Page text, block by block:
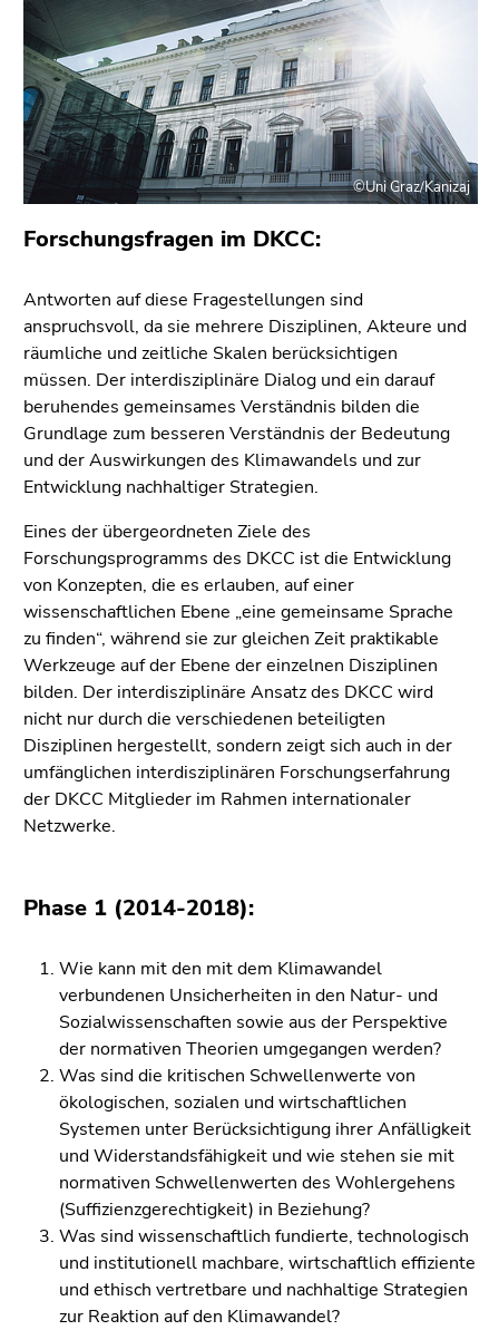
Sie diesen
Link.
Zum
Inhalt
(Zugriffstaste
1)
Positionsanzeige
2)
Zur
Hauptnavigation
(Zugriffstaste
3)
Zur
Unternavigation
(Zugriffstaste
Zu
den
Zusatzinformationen
(Zugriffstaste
5)
Zu
den
Seiteneinstellungen
(Benutzer/Sprache)
(Zugriffstaste
8)
Zur
9)
Forschungsfragen im DKCC:
Antworten auf diese Fragestellungen sind
anspruchsvoll, da sie mehrere Disziplinen, Akteure und
räumliche und zeitliche Skalen berücksichtigen
müssen. Der interdisziplinäre Dialog und ein darauf
beruhendes gemeinsames Verständnis bilden die
Grundlage zum besseren Verständnis der Bedeutung
und der Auswirkungen des Klimawandels und zur
Entwicklung nachhaltiger Strategien.
Eines der übergeordneten Ziele des
Forschungsprogramms des DKCC ist die Entwicklung
von Konzepten, die es erlauben, auf einer
wissenschaftlichen Ebene „eine gemeinsame Sprache
zu finden“, während sie zur gleichen Zeit praktikable
Werkzeuge auf der Ebene der einzelnen Disziplinen
bilden. Der interdisziplinäre Ansatz des DKCC wird
nicht nur durch die verschiedenen beteiligten
Disziplinen hergestellt, sondern zeigt sich auch in der
umfänglichen interdisziplinären Forschungserfahrung
der DKCC Mitglieder im Rahmen internationaler
Netzwerke.
©Uni Graz/Kanizaj
Phase 1 (2014-2018):
Wie kann mit den mit dem Klimawandel
verbundenen Unsicherheiten in den Natur- und
Sozialwissenschaften sowie aus der Perspektive
der normativen Theorien umgegangen werden?
Was sind die kritischen Schwellenwerte von
ökologischen, sozialen und wirtschaftlichen
Systemen unter Berücksichtigung ihrer Anfälligkeit
und Widerstandsfähigkeit und wie stehen sie mit
normativen Schwellenwerten des Wohlergehens
(Suffizienzgerechtigkeit) in Beziehung?
Was sind wissenschaftlich fundierte, technologisch
und institutionell machbare, wirtschaftlich effiziente
und ethisch vertretbare und nachhaltige Strategien
zur Reaktion auf den Klimawandel?